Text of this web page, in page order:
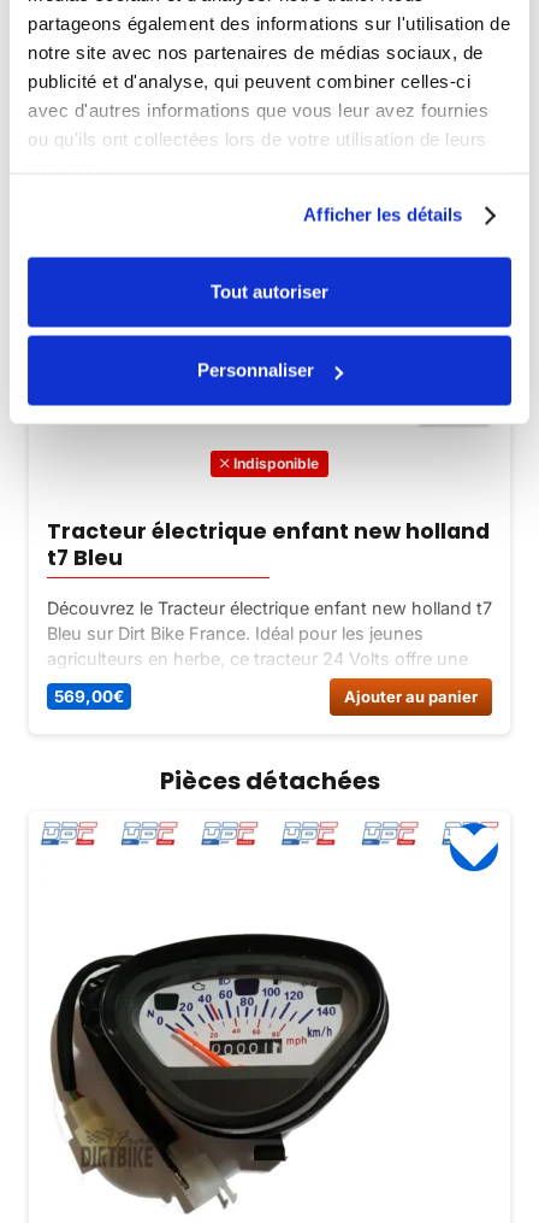
partageons également des informations sur l'utilisation de
notre site avec nos partenaires de médias sociaux, de
publicité et d'analyse, qui peuvent combiner celles-ci
avec d'autres informations que vous leur avez fournies
ou qu'ils ont collectées lors de votre utilisation de leurs
Afficher les détails
Tout autoriser
Personnaliser
Indisponible
Tracteur électrique enfant new holland
t7 Bleu
Découvrez le Tracteur électrique enfant new holland t7
Bleu sur Dirt Bike France. Idéal pour les jeunes
agriculteurs en herbe, ce tracteur 24 Volts offre une
expérience de conduite sécurisée et amusante.
Commandez-le dès maintenant !
569,00€ Ajouter au panier
Pièces détachées